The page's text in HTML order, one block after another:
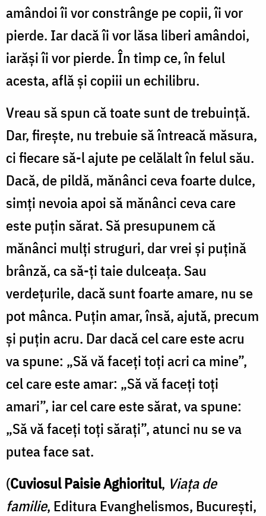
amândoi îi vor constrânge pe copii, îi vor
pierde. Iar dacă îi vor lăsa liberi amândoi,
iarăşi îi vor pierde. În timp ce, în felul
acesta, află şi copiii un echilibru.
Vreau să spun că toate sunt de trebuinţă.
Dar, fireşte, nu trebuie să întreacă măsura,
ci fiecare să-l ajute pe celălalt în felul său.
Dacă, de pildă, mănânci ceva foarte dulce,
simţi nevoia apoi să mănânci ceva care
este puţin sărat. Să presupunem că
mănânci mulţi struguri, dar vrei şi puţină
brânză, ca să-ţi taie dulceaţa. Sau
verdeţurile, dacă sunt foarte amare, nu se
pot mânca. Puţin amar, însă, ajută, precum
şi puţin acru. Dar dacă cel care este acru
va spune: „Să vă faceţi toţi acri ca mine”,
cel care este amar: „Să vă faceţi toţi
amari”, iar cel care este sărat, va spune:
„Să vă faceţi toţi săraţi”, atunci nu se va
putea face sat.
(Cuviosul Paisie Aghioritul, Viața de
familie, Editura Evanghelismos, București,